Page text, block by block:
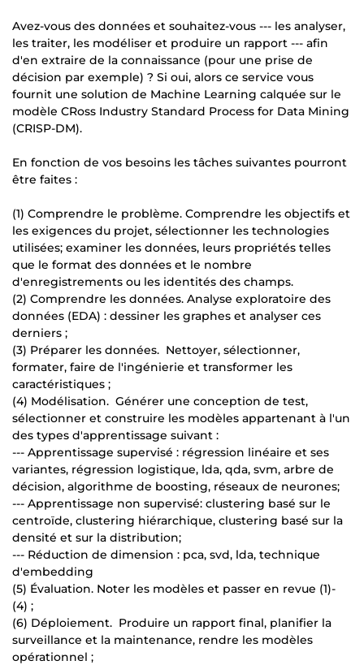
Avez-vous des données et souhaitez-vous --- les analyser,
les traiter, les modéliser et produire un rapport --- afin
d'en extraire de la connaissance (pour une prise de
décision par exemple) ? Si oui, alors ce service vous
fournit une solution de Machine Learning calquée sur le
modèle CRoss Industry Standard Process for Data Mining
(CRISP-DM).
En fonction de vos besoins les tâches suivantes pourront
être faites :
(1) Comprendre le problème. Comprendre les objectifs et
les exigences du projet, sélectionner les technologies
utilisées; examiner les données, leurs propriétés telles
que le format des données et le nombre
d'enregistrements ou les identités des champs.
(2) Comprendre les données. Analyse exploratoire des
données (EDA) : dessiner les graphes et analyser ces
derniers ;
(3) Préparer les données. Nettoyer, sélectionner,
formater, faire de l'ingénierie et transformer les
caractéristiques ;
(4) Modélisation. Générer une conception de test,
sélectionner et construire les modèles appartenant à l'un
des types d'apprentissage suivant :
--- Apprentissage supervisé : régression linéaire et ses
variantes, régression logistique, lda, qda, svm, arbre de
décision, algorithme de boosting, réseaux de neurones;
--- Apprentissage non supervisé: clustering basé sur le
centroïde, clustering hiérarchique, clustering basé sur la
densité et sur la distribution;
--- Réduction de dimension : pca, svd, lda, technique
d'embedding
(5) Évaluation. Noter les modèles et passer en revue (1)-
(4) ;
(6) Déploiement. Produire un rapport final, planifier la
surveillance et la maintenance, rendre les modèles
opérationnel ;